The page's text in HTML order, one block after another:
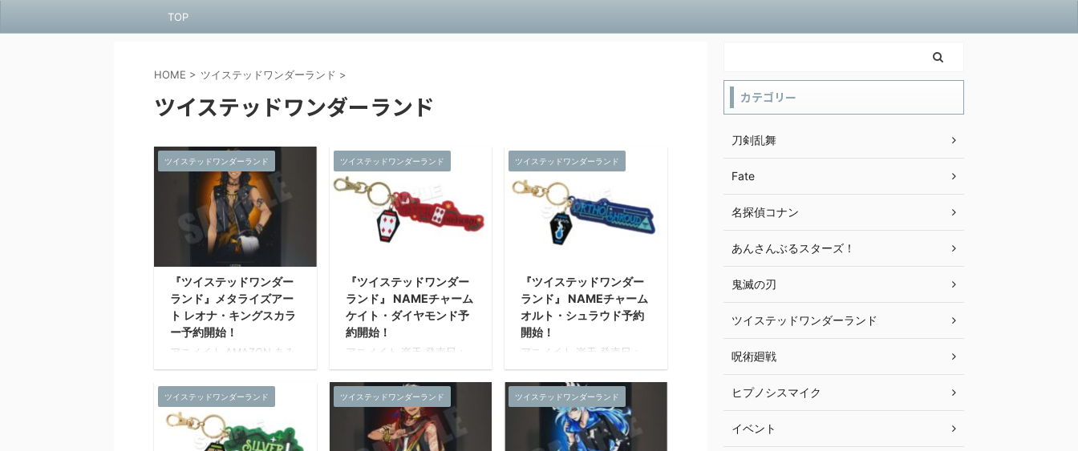
TOP
HOME > ツイステッドワンダーランド >
ツイステッドワンダーランド
ツイステッドワンダーランド
『ツイステッドワンダー
ランド』メタライズアー
ト レオナ・キングスカラ
ー予約開始！
アニメイト AMAZON あみ
あみ ホビーストック 楽天
発売予定 『ツイステッドワ
ンダーランド』のメタライ
ズアートが新登場。 各寮の
生徒の寮服姿をデザイン。
ツイステッドワンダーランド
『ツイステッドワンダー
ランド』 NAMEチャーム
ケイト・ダイヤモンド予
約開始！
アニメイト 楽天 発売日：
2021年05月 下旬 発売予定
サイズ：約W100mm～
150mm 素材：ラバー樹
脂・アクリル 発売元：株式
会社マズル
ツイステッドワンダーランド
『ツイステッドワンダー
ランド』 NAMEチャーム
オルト・シュラウド予約
開始！
アニメイト 楽天 発売日：
2021年05月 下旬 発売予定
サイズ：約W100mm～
150mm 素材：ラバー樹
脂・アクリル 発売元：株式
会社マズル
ツイステッドワンダーランド ツイステッドワンダーランド ツイステッドワンダーランド
カテゴリー
刀剣乱舞
Fate
名探偵コナン
あんさんぶるスターズ！
鬼滅の刃
ツイステッドワンダーランド
呪術廻戦
ヒプノシスマイク
イベント